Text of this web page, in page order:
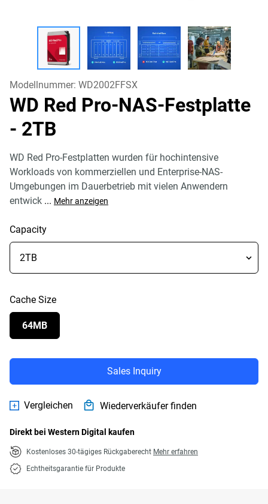
Modellnummer: WD2002FFSX
WD Red Pro-NAS-Festplatte
- 2TB
WD Red Pro-Festplatten wurden für hochintensive
Workloads von kommerziellen und Enterprise-NAS-
Umgebungen im Dauerbetrieb mit vielen Anwendern
entwick ... Mehr anzeigen
Capacity
Cache Size
64MB
Sales Inquiry
Vergleichen Wiederverkäufer finden
Direkt bei Western Digital kaufen
Kostenloses 30-tägiges Rückgaberecht Mehr erfahren
Echtheitsgarantie für Produkte